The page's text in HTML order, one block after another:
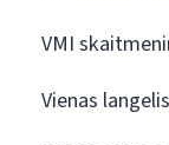
VMI
Vienas